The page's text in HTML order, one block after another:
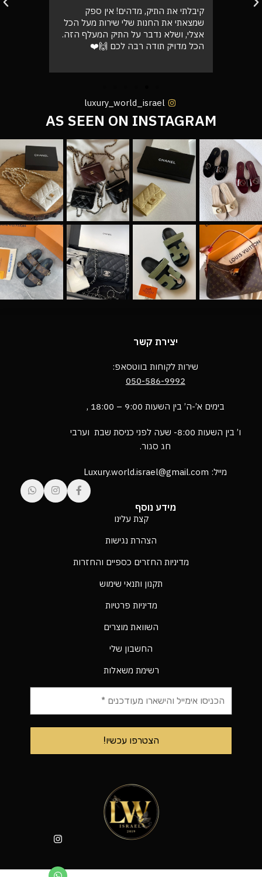
קיבלתי את התיק, מדהים! אין ספק
שמצאתי את החנות שלי שירות מעל הכל
אצלי, ושלא נדבר על התיק המעלף הזה.
הכל מדויק תודה רבה לכם 🙌❤️
luxury_world_israel
AS SEEN ON INSTAGRAM
יצירת קשר
שירות לקוחות בווטסאפ:
050-586-9992
בימים א’-ה’ בין השעות 9:00 – 18:00 ,
ו’ בין השעות 8:00- שעה לפני כניסת שבת וערבי
חג סגור.
מייל: Luxury.world.israel@gmail.com
מידע נוסף
קצת עלינו
הצהרת נגישות
מדיניות החזרים כספיים והחזרות
תקנון ותנאי שימוש
מדיניות פרטיות
השוואת מוצרים
החשבון שלי
רשימת משאלות